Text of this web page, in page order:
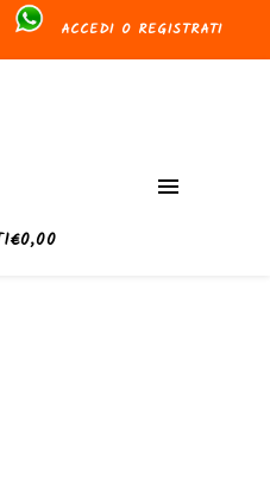
ACCEDI O REGISTRATI
€0,00